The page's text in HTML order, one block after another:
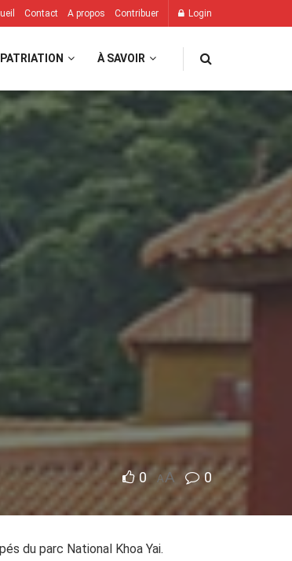
Contact A propos Contribuer Login
À SAVOIR
0 A A 0
du parc National Khoa Yai.